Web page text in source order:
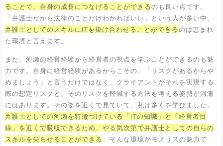
ることで、自身の成長につなげることができるのも良い点です。
「弁護士だから法律のことだけわかればいい」という人が多い中、
弁護士としてのスキルにITを掛け合わせることができるのは恵まれ
た環境と言えます。
また、河瀬の経営経験から経営者の視点を学ぶことができるのも魅
力です。自身に経営経験があるからこその、「リスクがあるからや
めましょう」と言うだけではなく、クライアントがそれを実現する
際の想定リスクと、そのリスクを軽減する方法を考える姿勢が河瀬
にはあります。その姿を近くで見ていて、私は多くを学びました。
弁護士としての河瀬を特徴づけている「ITの知識」と「経営者目
線」を近くで吸収できるため、やる気次第で弁護士としての自らの
スキルを尖らせることができる、そんな環境がモノリスの魅力で